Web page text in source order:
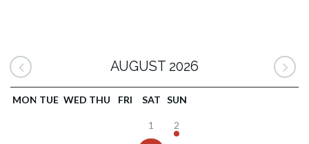
AUGUST 2026
MON TUE WED THU FRI SAT SUN
1 2